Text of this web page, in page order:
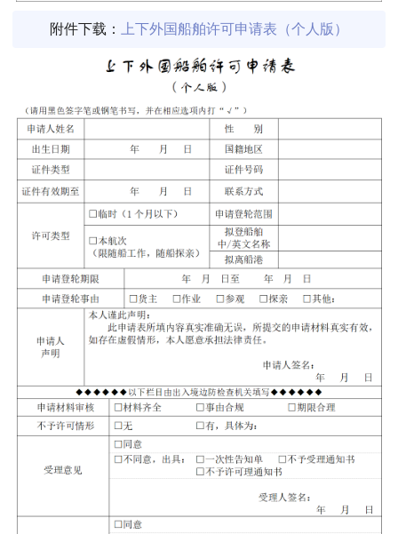
附件下载： 上下外国船舶许可申请表（个人版）